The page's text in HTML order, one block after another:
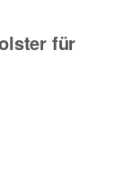
für